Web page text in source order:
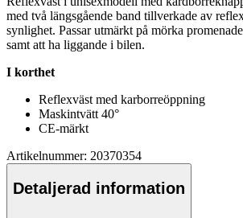
med två längsgående band tillverkade av
synlighet. Passar utmärkt på mörka
samt att ha liggande i bilen.
I korthet
Reflexväst med karborreöppning
Maskintvätt 40°
CE-märkt
Artikelnummer: 20370354
Detaljerad information